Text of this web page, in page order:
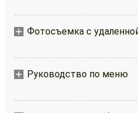
Фотосъемка с
Руководство по меню